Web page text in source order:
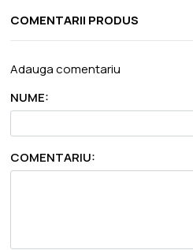
COMENTARII PRODUS
Adauga comentariu
NUME:
COMENTARIU: